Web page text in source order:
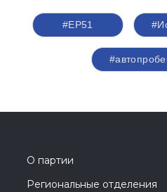
#ЕР51
О партии
Региональные отделения